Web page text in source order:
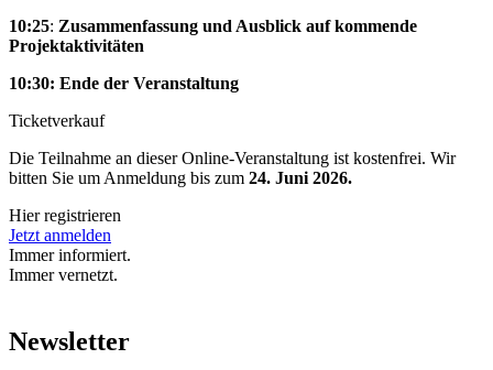
10:25: Zusammenfassung und Ausblick auf kommende
Projektaktivitäten
10:30: Ende der Veranstaltung
Ticketverkauf
Die Teilnahme an dieser Online-Veranstaltung ist kostenfrei. Wir
bitten Sie um Anmeldung bis zum 24. Juni 2026.
Hier registrieren
Jetzt anmelden
Immer informiert.
Immer vernetzt.
Newsletter